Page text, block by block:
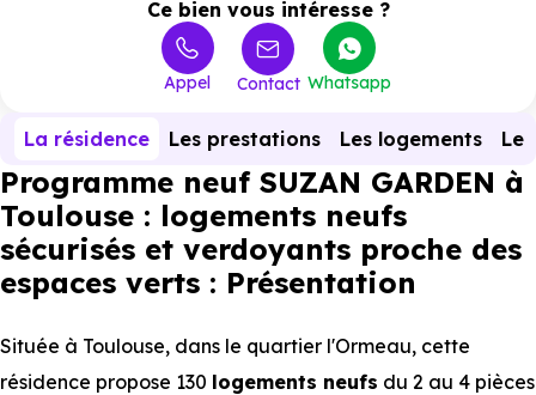
Ce bien vous intéresse ?
Appel Contact Whatsapp
La résidence Les prestations Les logements Le
Programme neuf SUZAN GARDEN à
Toulouse : logements neufs
sécurisés et verdoyants proche des
espaces verts : Présentation
Située à Toulouse, dans le quartier l'Ormeau, cette
résidence propose 130 logements neufs du 2 au 4 pièces